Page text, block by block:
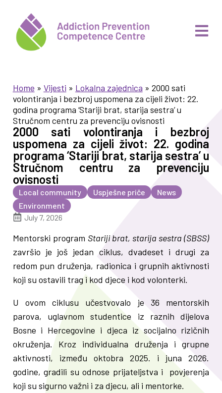
Home » Vijesti » Lokalna zajednica » 2000 sati
volontiranja i bezbroj uspomena za cijeli život: 22.
godina programa ‘Stariji brat, starija sestra’ u
Stručnom centru za prevenciju ovisnosti
2000 sati volontiranja i bezbroj
uspomena za cijeli život: 22. godina
programa ‘Stariji brat, starija sestra’ u
Stručnom centru za prevenciju
ovisnosti
Local community Uspješne priče
News
Environment
July 7, 2026
Mentorski program Stariji brat, starija sestra (SBSS)
završio je još jedan ciklus, dvadeset i drugi za
redom pun druženja, radionica i grupnih aktivnosti
koji su ostavili trag i kod djece i kod volonterki.
U ovom ciklusu učestvovalo je 36 mentorskih
parova, uglavnom studentice iz raznih dijelova
Bosne i Hercegovine i djeca iz socijalno rizičnih
okruženja. Kroz individualna druženja i grupne
aktivnosti, između oktobra 2025. i juna 2026.
godine, gradili su odnose prijateljstva i povjerenja
koji su sigurno važni i za djecu, ali i mentorke.